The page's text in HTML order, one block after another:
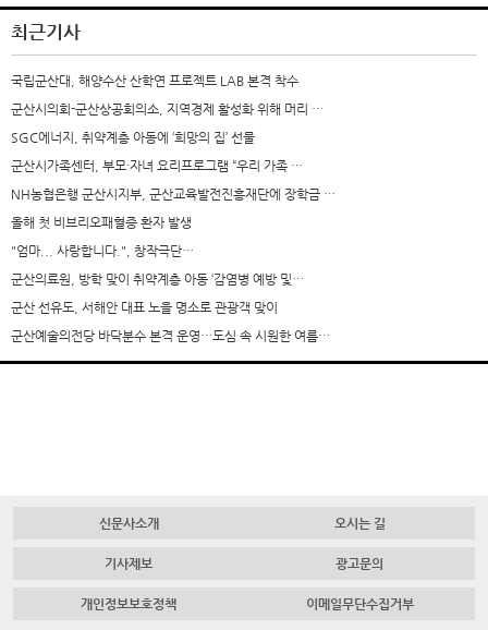
최근기사
국립군산대, 해양수산 산학연 프로젝트 LAB 본격 착수
군산시의회-군산상공회의소, 지역경제 활성화 위해 머리 …
SGC에너지, 취약계층 아동에 ‘희망의 집’ 선물
군산시가족센터, 부모·자녀 요리프로그램 “우리 가족 …
NH농협은행 군산시지부, 군산교육발전진흥재단에 장학금 …
올해 첫 비브리오패혈증 환자 발생
"엄마... 사랑합니다.", 창작극단…
군산의료원, 방학 맞이 취약계층 아동 ‘감염병 예방 및…
군산 선유도, 서해안 대표 노을 명소로 관광객 맞이
군산예술의전당 바닥분수 본격 운영…도심 속 시원한 여름…
신문사소개 오시는 길
기사제보 광고문의
개인정보보호정책 이메일무단수집거부